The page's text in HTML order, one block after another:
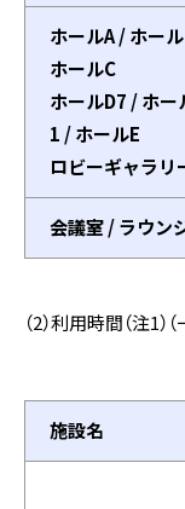
ホールA / ホー
ホールC
ホールD7 / ホー
1 / ホールE
ロビーギャラリ
会議室 / ラウン
（2）利用時間（注1）
施設名